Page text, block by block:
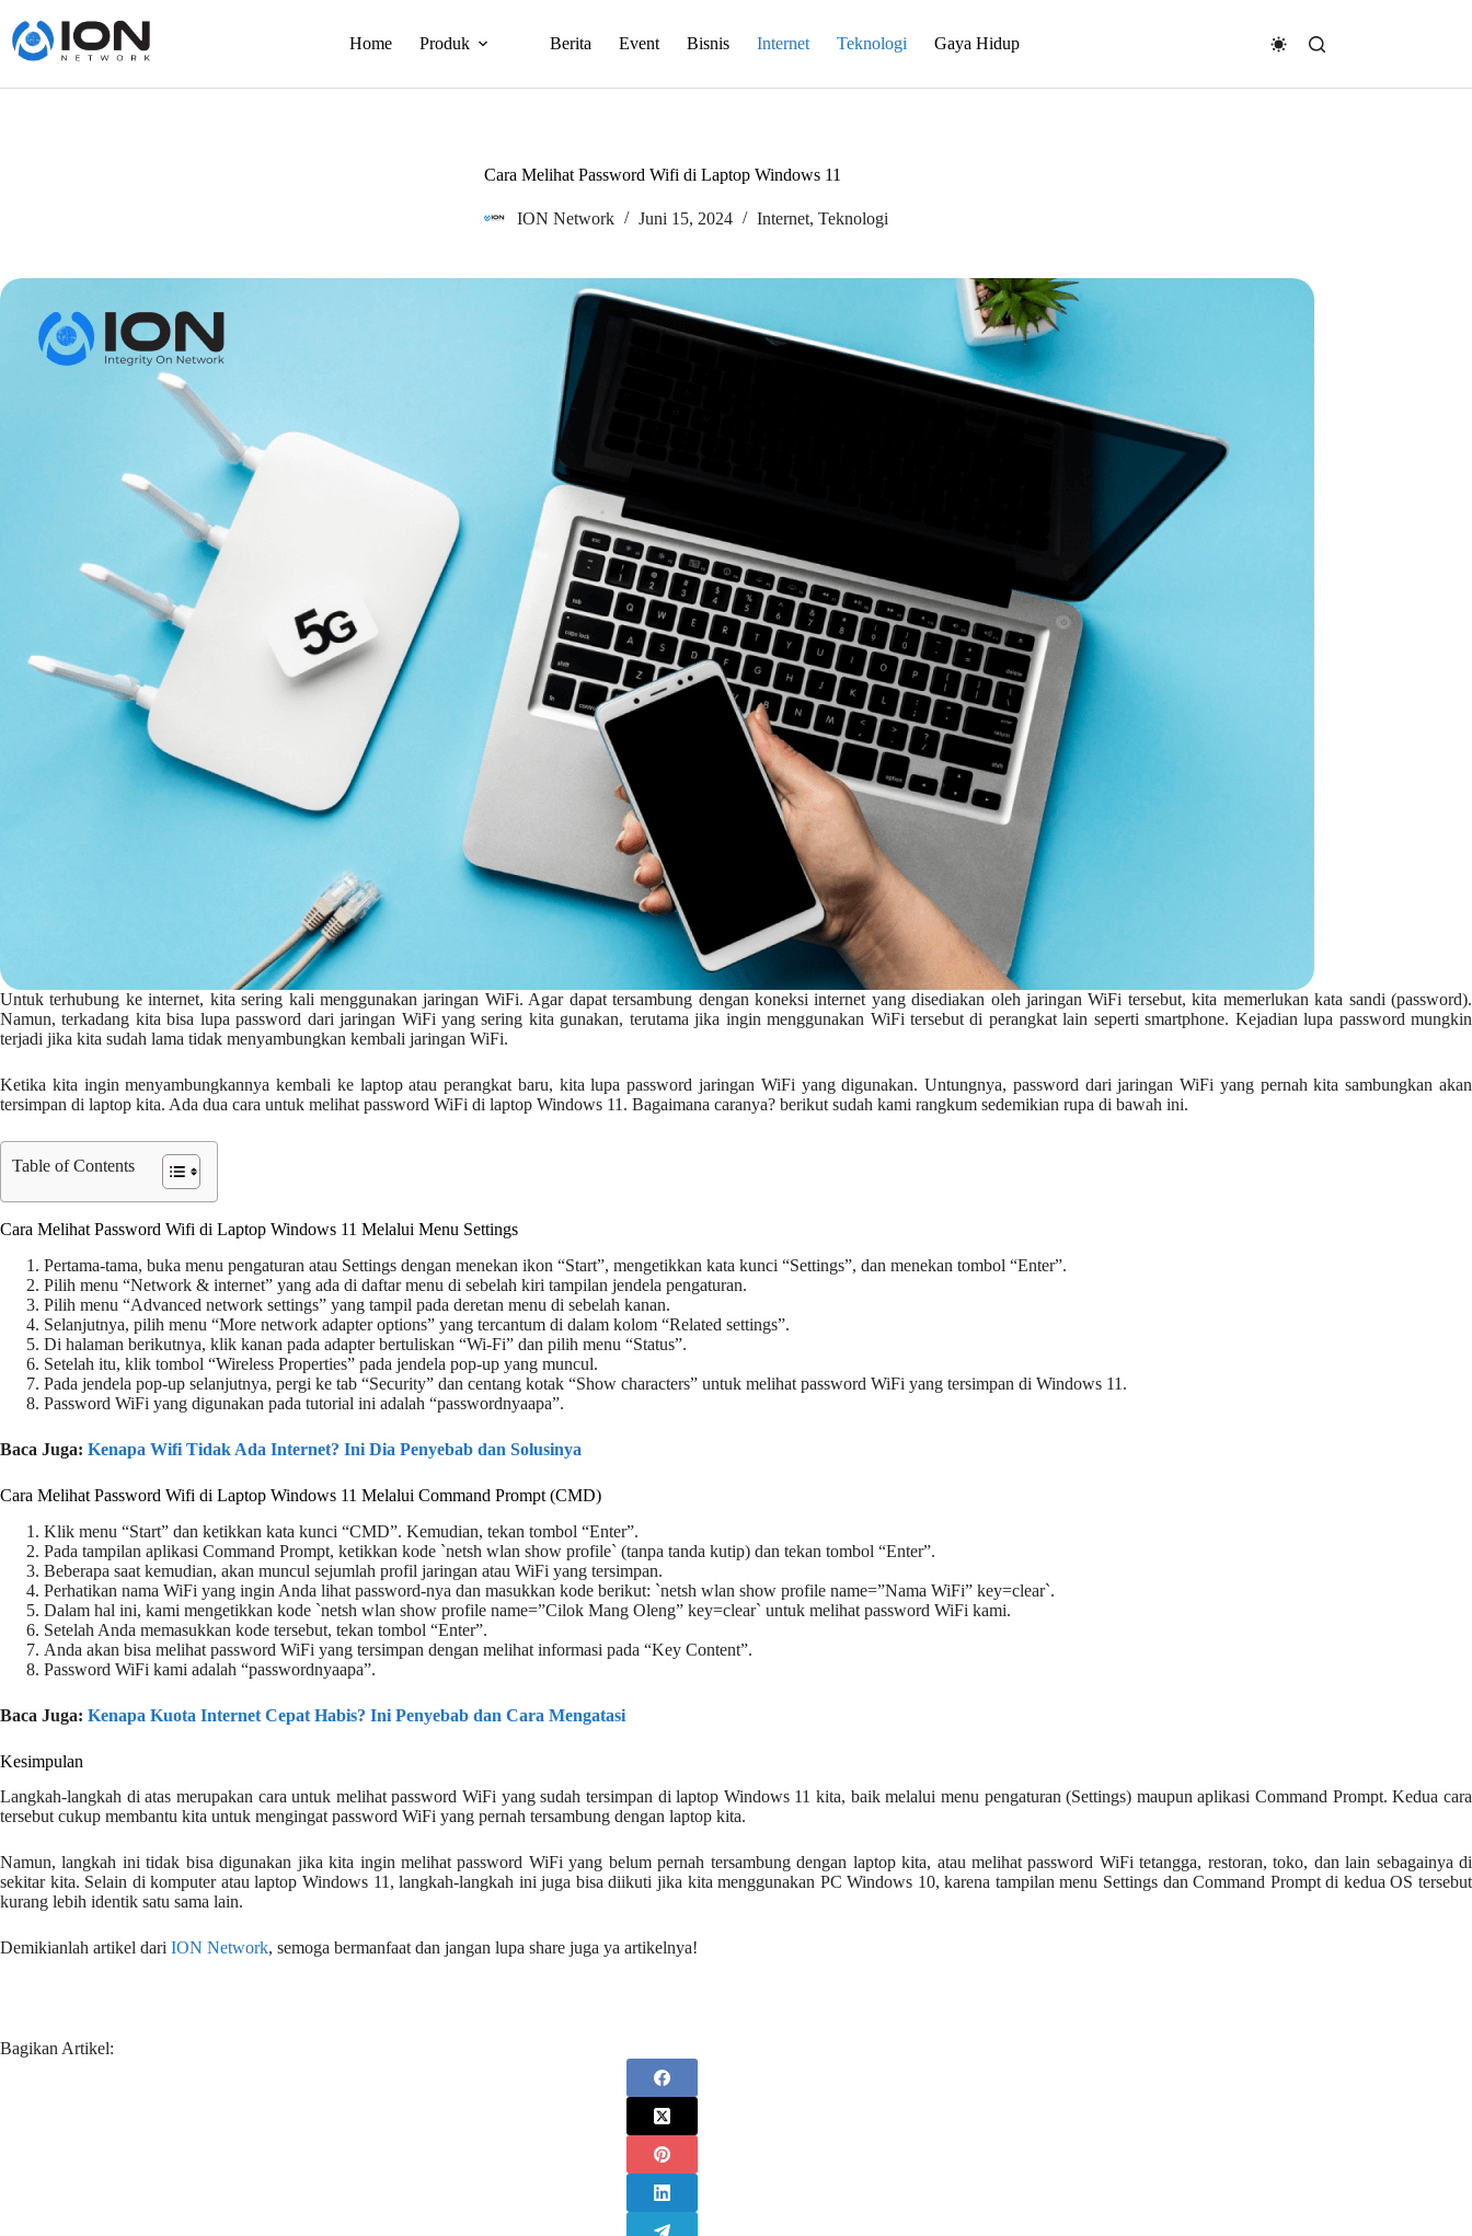
content
Home Produk Berita Event Bisnis Internet Teknologi Gaya Hidup
Cara Melihat Password Wifi di Laptop Windows 11
ION Network Juni 15, 2024 Internet, Teknologi
Untuk terhubung ke internet, kita sering kali menggunakan jaringan WiFi. Agar dapat tersambung dengan koneksi internet yang disediakan oleh jaringan WiFi tersebut, kita memerlukan kata sandi (password).
Namun, terkadang kita bisa lupa password dari jaringan WiFi yang sering kita gunakan, terutama jika ingin menggunakan WiFi tersebut di perangkat lain seperti smartphone. Kejadian lupa password mungkin
terjadi jika kita sudah lama tidak menyambungkan kembali jaringan WiFi.
Ketika kita ingin menyambungkannya kembali ke laptop atau perangkat baru, kita lupa password jaringan WiFi yang digunakan. Untungnya, password dari jaringan WiFi yang pernah kita sambungkan akan
tersimpan di laptop kita. Ada dua cara untuk melihat password WiFi di laptop Windows 11. Bagaimana caranya? berikut sudah kami rangkum sedemikian rupa di bawah ini.
Table of Contents
Cara Melihat Password Wifi di Laptop Windows 11 Melalui Menu Settings
Pertama-tama, buka menu pengaturan atau Settings dengan menekan ikon “Start”, mengetikkan kata kunci “Settings”, dan menekan tombol “Enter”.
Pilih menu “Network & internet” yang ada di daftar menu di sebelah kiri tampilan jendela pengaturan.
Pilih menu “Advanced network settings” yang tampil pada deretan menu di sebelah kanan.
Selanjutnya, pilih menu “More network adapter options” yang tercantum di dalam kolom “Related settings”.
Di halaman berikutnya, klik kanan pada adapter bertuliskan “Wi-Fi” dan pilih menu “Status”.
Setelah itu, klik tombol “Wireless Properties” pada jendela pop-up yang muncul.
Pada jendela pop-up selanjutnya, pergi ke tab “Security” dan centang kotak “Show characters” untuk melihat password WiFi yang tersimpan di Windows 11.
Password WiFi yang digunakan pada tutorial ini adalah “passwordnyaapa”.
Baca Juga: Kenapa Wifi Tidak Ada Internet? Ini Dia Penyebab dan Solusinya
Cara Melihat Password Wifi di Laptop Windows 11 Melalui Command Prompt (CMD)
Klik menu “Start” dan ketikkan kata kunci “CMD”. Kemudian, tekan tombol “Enter”.
Pada tampilan aplikasi Command Prompt, ketikkan kode `netsh wlan show profile` (tanpa tanda kutip) dan tekan tombol “Enter”.
Beberapa saat kemudian, akan muncul sejumlah profil jaringan atau WiFi yang tersimpan.
Perhatikan nama WiFi yang ingin Anda lihat password-nya dan masukkan kode berikut: `netsh wlan show profile name=”Nama WiFi” key=clear`.
Dalam hal ini, kami mengetikkan kode `netsh wlan show profile name=”Cilok Mang Oleng” key=clear` untuk melihat password WiFi kami.
Setelah Anda memasukkan kode tersebut, tekan tombol “Enter”.
Anda akan bisa melihat password WiFi yang tersimpan dengan melihat informasi pada “Key Content”.
Password WiFi kami adalah “passwordnyaapa”.
Baca Juga: Kenapa Kuota Internet Cepat Habis? Ini Penyebab dan Cara Mengatasi
Kesimpulan
Langkah-langkah di atas merupakan cara untuk melihat password WiFi yang sudah tersimpan di laptop Windows 11 kita, baik melalui menu pengaturan (Settings) maupun aplikasi Command Prompt. Kedua cara
tersebut cukup membantu kita untuk mengingat password WiFi yang pernah tersambung dengan laptop kita.
Namun, langkah ini tidak bisa digunakan jika kita ingin melihat password WiFi yang belum pernah tersambung dengan laptop kita, atau melihat password WiFi tetangga, restoran, toko, dan lain sebagainya di
sekitar kita. Selain di komputer atau laptop Windows 11, langkah-langkah ini juga bisa diikuti jika kita menggunakan PC Windows 10, karena tampilan menu Settings dan Command Prompt di kedua OS tersebut
kurang lebih identik satu sama lain.
Demikianlah artikel dari ION Network, semoga bermanfaat dan jangan lupa share juga ya artikelnya!
Bagikan Artikel: